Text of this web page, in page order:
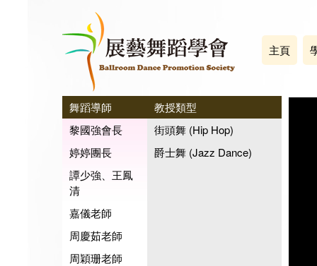
主頁
舞蹈導師
黎國強會長
婷婷團長
譚少強、王鳳
清
嘉儀老師
周慶茹老師
周穎珊老師
教授類型
街頭舞 (Hip Hop)
爵士舞 (Jazz Dance)